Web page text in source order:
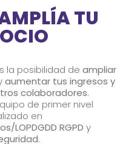
TU
la posibilidad de ampliar
aumentar tus ingresos y
colaboradores.
de primer nivel
en
LOPDGDD RGPD y
.